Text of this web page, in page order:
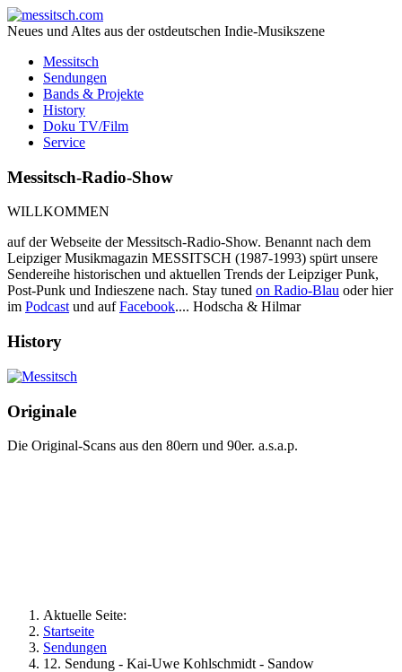
Neues und Altes aus der ostdeutschen Indie-Musikszene
Messitsch
Sendungen
Bands & Projekte
History
Doku TV/Film
Service
Messitsch-Radio-Show
WILLKOMMEN
auf der Webseite der Messitsch-Radio-Show. Benannt nach dem
Leipziger Musikmagazin MESSITSCH (1987-1993) spürt unsere
Sendereihe historischen und aktuellen Trends der Leipziger Punk,
Post-Punk und Indieszene nach. Stay tuned on Radio-Blau oder hier
im Podcastund aufFacebook.... Hodscha & Hilmar
History
Originale
Die Original-Scans aus den 80ern und 90er. a.s.a.p.
Aktuelle Seite:
Startseite
Sendungen
12. Sendung - Kai-Uwe Kohlschmidt - Sandow